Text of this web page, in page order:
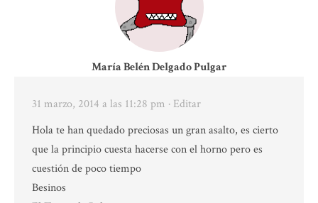
María Belén Delgado Pulgar
31 marzo, 2014 a las 11:28 pm · Editar
Hola te han quedado preciosas un gran asalto, es cierto
que la principio cuesta hacerse con el horno pero es
cuestión de poco tiempo
Besinos